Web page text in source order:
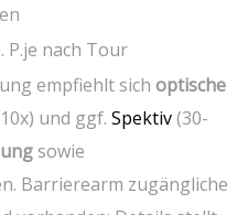
P.je nach Tour
empfiehlt sichoptische
und ggf.Spektiv(30-
sowie
Barrierearm zugängliche